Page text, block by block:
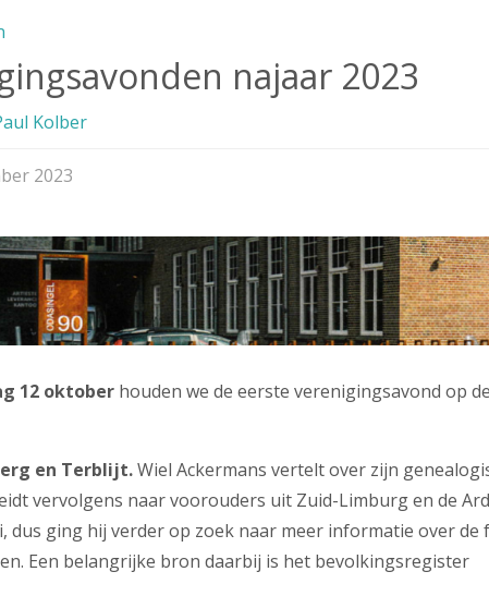
najaar 2023
Kolber
2023
12 oktoberhouden we de eerste verenigingsavond op
en Terblijt.Wiel Ackermans vertelt over zijn
vervolgens naar voorouders uit Zuid-Limburg en de
dus ging hij verder op zoek naar meer informatie over
Een belangrijke bron daarbij is het bevolkingsregister